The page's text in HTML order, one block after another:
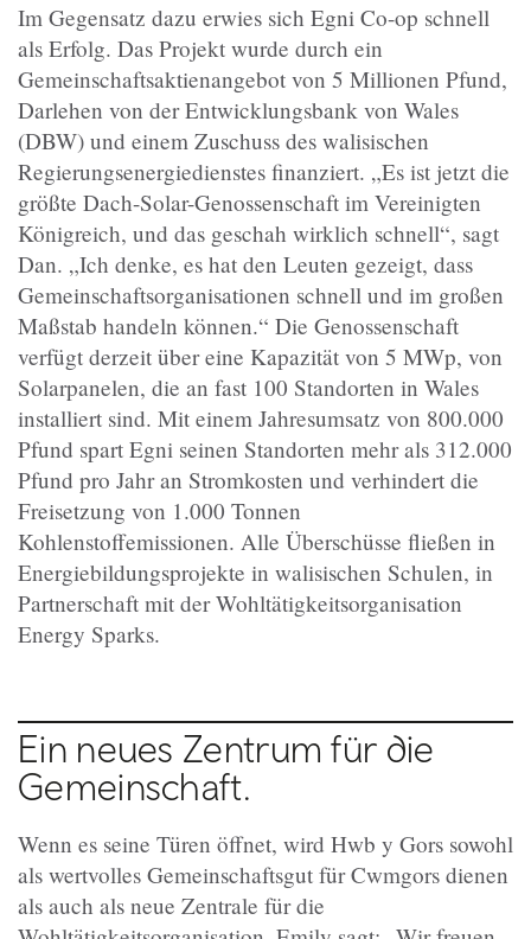
Im Gegensatz dazu erwies sich Egni Co-op schnell
als Erfolg. Das Projekt wurde durch ein
Gemeinschaftsaktienangebot von 5 Millionen Pfund,
Darlehen von der Entwicklungsbank von Wales
(DBW) und einem Zuschuss des walisischen
Regierungsenergiedienstes finanziert. „Es ist jetzt die
größte Dach-Solar-Genossenschaft im Vereinigten
Königreich, und das geschah wirklich schnell“, sagt
Dan. „Ich denke, es hat den Leuten gezeigt, dass
Gemeinschaftsorganisationen schnell und im großen
Maßstab handeln können.“ Die Genossenschaft
verfügt derzeit über eine Kapazität von 5 MWp, von
Solarpanelen, die an fast 100 Standorten in Wales
installiert sind. Mit einem Jahresumsatz von 800.000
Pfund spart Egni seinen Standorten mehr als 312.000
Pfund pro Jahr an Stromkosten und verhindert die
Freisetzung von 1.000 Tonnen
Kohlenstoffemissionen. Alle Überschüsse fließen in
Energiebildungsprojekte in walisischen Schulen, in
Partnerschaft mit der Wohltätigkeitsorganisation
Energy Sparks.
Ein neues Zentrum für die
Gemeinschaft.
Wenn es seine Türen öffnet, wird Hwb y Gors sowohl
als wertvolles Gemeinschaftsgut für Cwmgors dienen
als auch als neue Zentrale für die